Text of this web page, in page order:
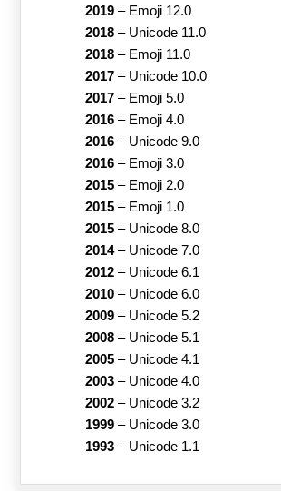
2019– Emoji 12.0
2018– Unicode 11.0
2018– Emoji 11.0
2017– Unicode 10.0
2017– Emoji 5.0
2016– Emoji 4.0
2016– Unicode 9.0
2016– Emoji 3.0
2015– Emoji 2.0
2015– Emoji 1.0
2015– Unicode 8.0
2014– Unicode 7.0
2012– Unicode 6.1
2010– Unicode 6.0
2009– Unicode 5.2
2008– Unicode 5.1
2005– Unicode 4.1
2003– Unicode 4.0
2002– Unicode 3.2
1999– Unicode 3.0
1993– Unicode 1.1